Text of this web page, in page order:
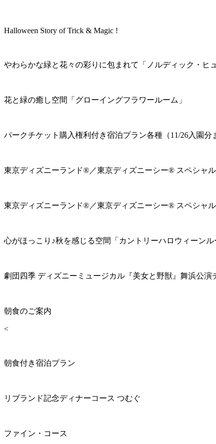
Halloween Story of Trick & Magic !
やわらかな緑と花々の彩りに包まれて「ノルディック・ヒ
花と緑の癒し空間「グローイングフラワールーム」
パークチケット購入権利付き宿泊プラン各種（11/26入園分
東京ディズニーランド®／東京ディズニーシー® スペシャ
東京ディズニーランド®／東京ディズニーシー® スペシャ
心がほっこり♪秋を感じる空間「カントリーハロウィーンル
劇団四季 ディズニーミュージカル『美女と野獣』舞浜公演
朝食のご案内
<
朝食付き宿泊プラン
リブランド記念ディナーコース つむぐ
ファイン・コース